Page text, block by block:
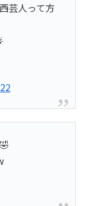
芸人って方